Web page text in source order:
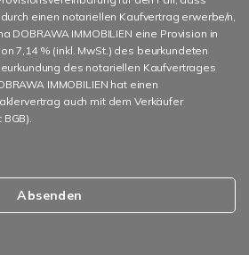
einen notariellen Kaufvertrag erwerbe/n,
DOBRAWA IMMOBILIEN eine Provision in
7,14 % (inkl. MwSt.) des beurkundeten
des notariellen Kaufvertrages
IMMOBILIEN hat einen
auch mit dem Verkäufer
Absenden